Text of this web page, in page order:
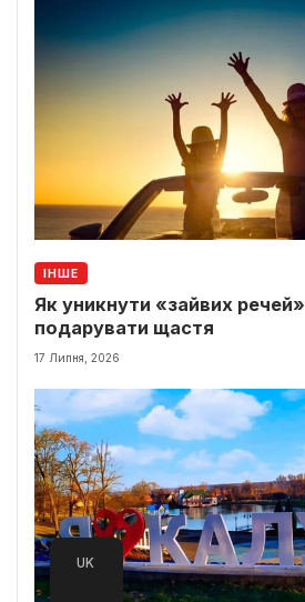
ІНШЕ
Як уникнути «зайвих речей»
подарувати щастя
17 Липня, 2026
UK